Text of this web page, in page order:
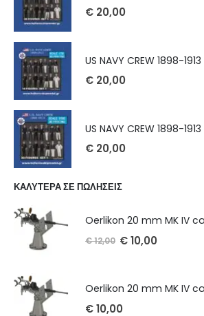
€ 20,00
US NAVY CREW 1898-
€ 20,00
US NAVY CREW 1898-1913
€ 20,00
ΚΑΛΥΤΕΡΑ ΣΕ ΠΩΛΗΣΕΙΣ
Oerlikon 20 mm MK IV
€12,00 €10,00
Oerlikon 20 mm MK IV
€10,00